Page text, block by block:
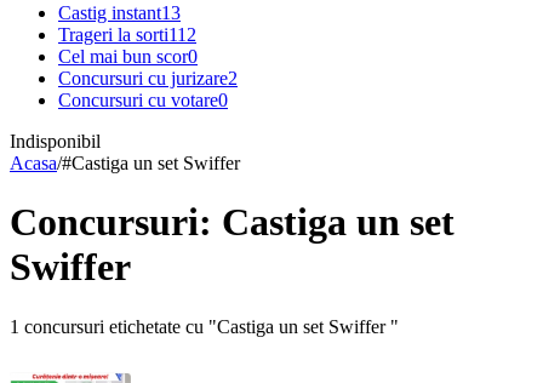
Castig instant13
Trageri la sorti112
Cel mai bun scor0
Concursuri cu jurizare2
Concursuri cu votare0
Indisponibil
Acasa/#Castiga un set Swiffer
Concursuri: Castiga un set
Swiffer
1 concursuri etichetate cu "Castiga un set Swiffer "